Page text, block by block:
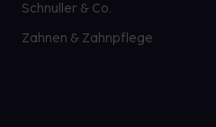
Schnuller & Co.
Zahnen & Zahnpflege